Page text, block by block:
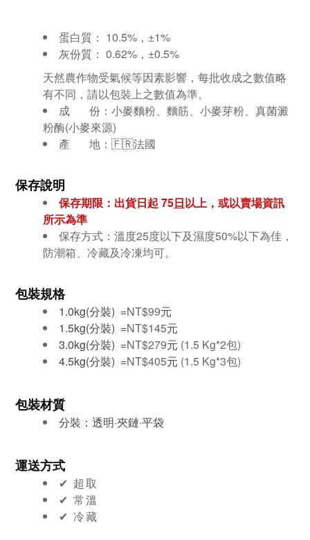
蛋白質： 10.5%，±1%
灰份質： 0.62%，±0.5%
天然農作物受氣候等因素影響，每批收成之數值略
有不同，請以包裝上之數值為準。
成 份：小麥麵粉、麵筋、小麥芽粉、真菌澱
粉酶(小麥來源)
產 地：🇫🇷法國
保存說明
保存期限：出貨日起 75日以上，或以賣場資訊
所示為準
保存方式： 溫度25度以下及濕度50%以下為佳，
防潮箱、冷藏及冷凍均可。
包裝規格
1.0kg(分裝) =NT$99元
1.5kg(分裝) =NT$145元
3.0kg(分裝) =NT$279元 (1.5 Kg*2包)
4.5kg(分裝) =NT$405元 (1.5 Kg*3包)
包裝材質
分裝：透明·夾鏈·平袋
運送方式
✔︎ 超取
✔︎ 常溫
✔︎ 冷藏